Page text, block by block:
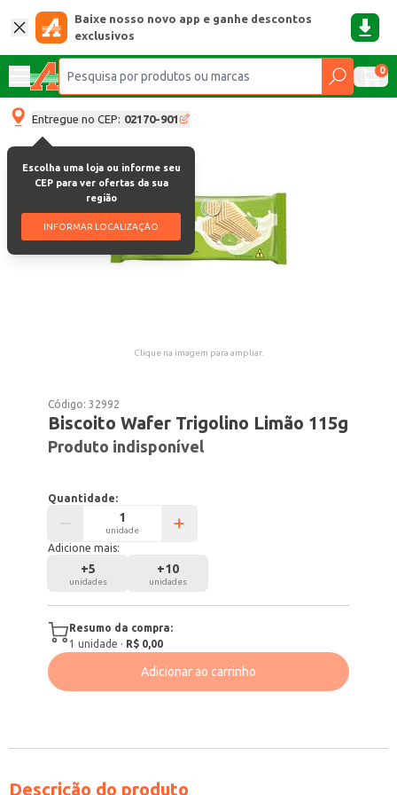
Baixe nosso novo app e ganhe descontos
exclusivos
0
Entregue no CEP: 02170-901
Escolha uma loja ou informe seu
CEP para ver ofertas da sua
região
INFORMAR LOCALIZAÇÃO
Clique na imagem para ampliar.
Código:32992
Biscoito Wafer Trigolino Limão 115g
Produto indisponível
Quantidade:
unidade
Adicione mais:
+5
unidades
+10
unidades
Resumo da compra:
1 unidade · R$ 0,00
Adicionar ao carrinho
Descrição do produto